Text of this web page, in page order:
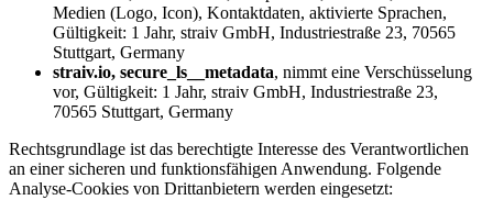
Medien (Logo, Icon), Kontaktdaten, aktivierte Sprachen,
Gültigkeit: 1 Jahr, straiv GmbH, Industriestraße 23, 70565
Stuttgart, Germany
straiv.io, secure_ls__metadata, nimmt eine Verschüsselung
vor, Gültigkeit: 1 Jahr, straiv GmbH, Industriestraße 23,
70565 Stuttgart, Germany
Rechtsgrundlage ist das berechtigte Interesse des Verantwortlichen
an einer sicheren und funktionsfähigen Anwendung. Folgende
Analyse-Cookies von Drittanbietern werden eingesetzt: